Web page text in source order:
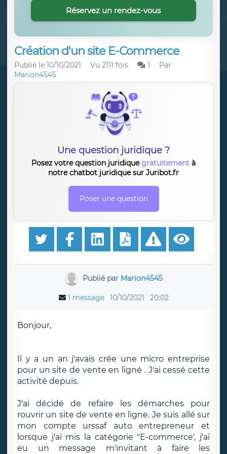
Création d'un site E-Commerce
Publié le 10/10/2021 Vu 2111 fois 1
Par
Marion4545
Une question juridique ?
Posez votre question juridiquegratuitement à
notre chatbot juridique sur Juribot.fr
Poser une question
Publié par Marion4545
1 message 10/10/2021 20:02
Bonjour,
Il y a un an j'avais crée une micro entreprise
pour un site de vente en ligné . J'ai cessé cette
activité depuis.
J'ai décidé de refaire les démarches pour
rouvrir un site de vente en ligne. Je suis allé sur
mon compte urssaf auto entrepreneur et
lorsque j'ai mis la catégorie "E-commerce', j'ai
eu un message m'invitant à faire les
Réservez un rendez-vous